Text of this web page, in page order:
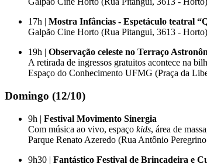
17h | Mostra Infâncias - Espetáculo teatral
Galpão Cine Horto (Rua Pitangui, 3613 - Horto)
19h | Observação celeste no Terraço
A retirada de ingressos gratuitos acontece na
Espaço do Conhecimento UFMG (Praça da
Domingo (12/10)
9h | Festival Movimento Sinergia
Com música ao vivo, espaço kids, área de
Parque Renato Azeredo (Rua Antônio
9h30 | Fantástico Festival de Brincadeira e